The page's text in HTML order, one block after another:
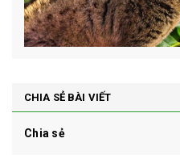
CHIA SẺ BÀI VIẾT
Chia sẻ